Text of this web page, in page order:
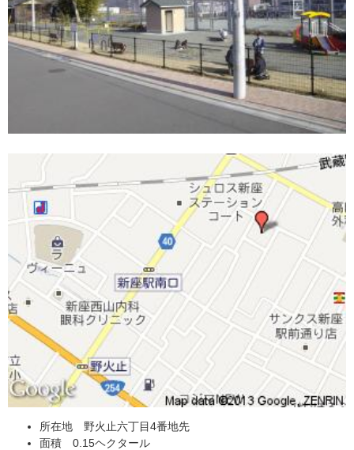
所在地 野火止六丁目4番地先
面積 0.15ヘクタール